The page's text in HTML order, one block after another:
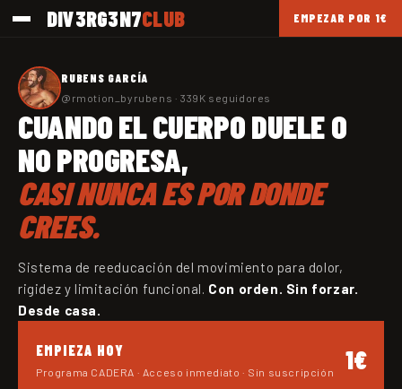
directamente
DIV3RG3N7CLUB EMPEZAR POR 1€
RUBENS GARCÍA
@rmotion_byrubens · 339K seguidores
CUANDO EL CUERPO DUELE O
NO PROGRESA,
CASI NUNCA ES POR DONDE
CREES.
Sistema de reeducación del movimiento para dolor,
rigidez y limitación funcional. Con orden. Sin forzar.
Desde casa.
EMPIEZA HOY
Programa CADERA · Acceso inmediato · Sin suscripción 1€